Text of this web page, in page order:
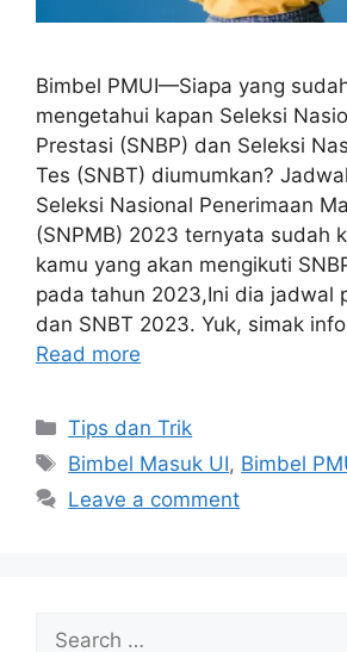
Bimbel PMUI—Siapa yang
mengetahui kapan Seleksi
Prestasi (SNBP) dan Seleksi
Tes (SNBT) diumumkan?
Seleksi Nasional Penerimaan
(SNPMB) 2023 ternyata sudah
kamu yang akan mengikuti
pada tahun 2023,Ini dia jadwal
dan SNBT 2023. Yuk, simak
Read more
Tips dan Trik
Bimbel Masuk UI, Bimbel
Leave a comment